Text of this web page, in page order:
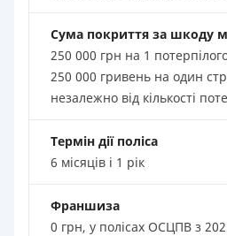
Сума покриття за шкоду
250 000 грн на 1
250 000 гривень на один
незалежно від кількості
Термін дії поліса
6 місяців і 1 рік
Франшиза
0 грн, у полісах ОСЦПВ з